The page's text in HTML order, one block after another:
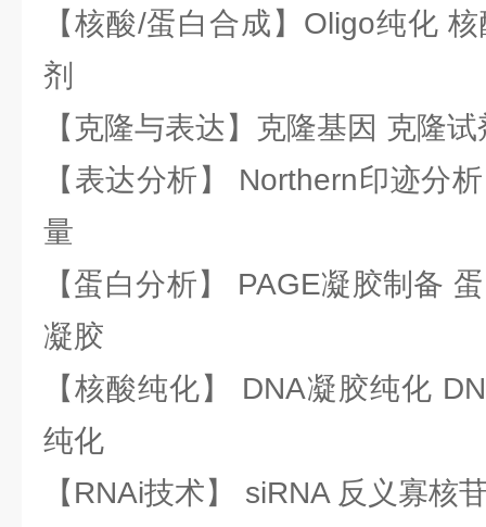
【核酸/蛋白合成】Oligo纯化
剂
【克隆与表达】克隆基因 克隆
【表达分析】 Northern印迹分
量
【蛋白分析】 PAGE凝胶制备
凝胶
【核酸纯化】 DNA凝胶纯化
纯化
【RNAi技术】 siRNA 反义寡核